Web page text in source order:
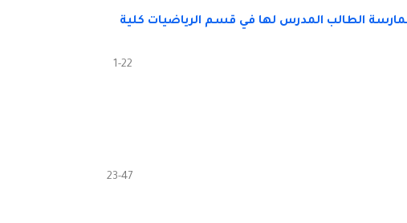
وممارسة الطالب المدرس لها في قسم الرياضيات كلية
1-22
23-47